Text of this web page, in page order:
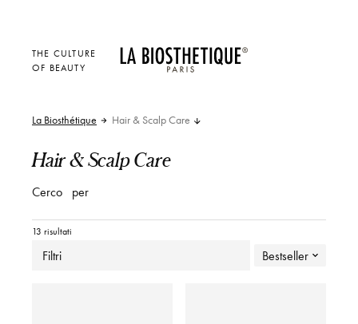
THE CULTURE
OF BEAUTY
La Biosthétique Hair & Scalp Care
Hair & Scalp Care
Cerco per
13 risultati
Filtri Bestseller